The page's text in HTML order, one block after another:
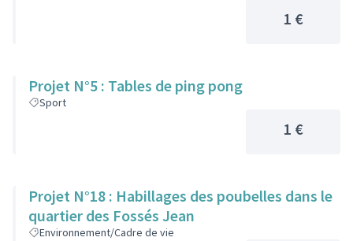
1 €
Projet N°5 : Tables de ping pong
Sport
1 €
Projet N°18 : Habillages des poubelles dans le
quartier des Fossés Jean
Environnement/Cadre de vie